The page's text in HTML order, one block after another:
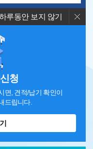
루동안 보지 않기
시나요?
청
면, 견적/납기 확인이
드립니다.